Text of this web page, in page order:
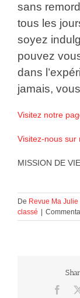
sans
tous les
soyez
pouvez
dans
jamais,
Visitez notre
Visitez-nous sur
MISSION DE
De Revue Ma Julie
classé